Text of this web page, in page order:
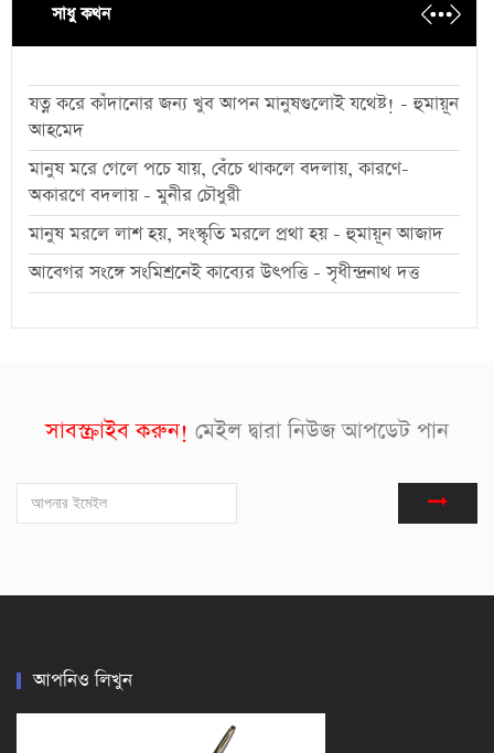
সাধু কথন
যত্ন করে কাঁদানোর জন্য খুব আপন মানুষগুলোই যথেষ্ট! - হুমায়ূন
আহমেদ
মানুষ মরে গেলে পচে যায়, বেঁচে থাকলে বদলায়, কারণে-
অকারণে বদলায় - মুনীর চৌধুরী
মানুষ মরলে লাশ হয়, সংস্কৃতি মরলে প্রথা হয় - হুমায়ূন আজাদ
আবেগর সংঙ্গে সংমিশ্রনেই কাব্যের উৎপত্তি - সৃধীন্দ্রনাথ দত্ত
সাবস্ক্রাইব করুন! মেইল দ্বারা নিউজ আপডেট পান
আপনিও লিখুন